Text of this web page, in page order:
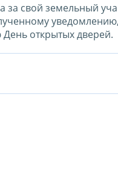
за свой земельный
открытых дверей.